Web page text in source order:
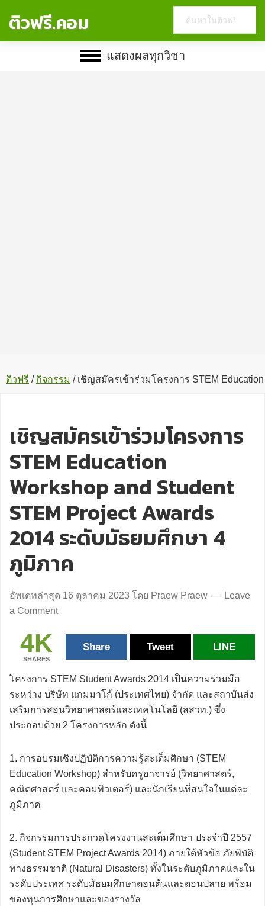
ติวฟรี.คอม
website
แสดงผลทุกวิชา
ติวฟรี / กิจกรรม /เชิญสมัครเข้าร่วมโครงการ STEM
เชิญสมัครเข้าร่วมโครงการ
STEM Education
Workshop and Student
STEM Project Awards
2014 ระดับมัธยมศึกษา 4
ภูมิภาค
อัพเดทล่าสุด 16 ตุลาคม 2023 โดย Praew Praew
Leave
a Comment
4K
SHARES
Share Tweet LINE
โครงการ STEM Student Awards 2014 เป็นความร่วมมือ
ระหว่าง บริษัท แกมมาโก้ (ประเทศไทย) จำกัด และสถาบันส่ง
เสริมการสอนวิทยาศาสตร์และเทคโนโลยี (สสวท.) ซึ่ง
ประกอบด้วย 2 โครงการหลัก ดังนี้
1. การอบรมเชิงปฏิบัติการความรู้สะเต็มศึกษา (STEM
Education Workshop) สำหรับครูอาจารย์ (วิทยาศาสตร์,
คณิตศาสตร์ และคอมพิวเตอร์) และนักเรียนที่สนใจในแต่ละ
ภูมิภาค
2. กิจกรรมการประกวดโครงงานสะเต็มศึกษา ประจำปี 2557
(Student STEM Project Awards 2014) ภายใต้หัวข้อ ภัยพิบัติ
ทางธรรมชาติ (Natural Disasters) ทั้งในระดับภูมิภาคและใน
ระดับประเทศ ระดับมัธยมศึกษาตอนต้นและตอนปลาย พร้อม
ของทุนการศึกษาและของรางวัล